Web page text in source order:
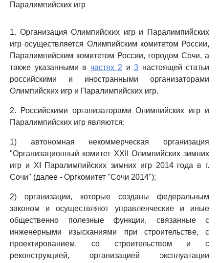
Паралимпийских игр
1. Организация Олимпийских игр и Паралимпийских
игр осуществляется Олимпийским комитетом России,
Паралимпийским комитетом России, городом Сочи, а
также указанными в частях 2 и 3 настоящей статьи
российскими и иностранными организаторами
Олимпийских игр и Паралимпийских игр.
2. Российскими организаторами Олимпийских игр и
Паралимпийских игр являются:
1) автономная некоммерческая организация
"Организационный комитет XXII Олимпийских зимних
игр и XI Паралимпийских зимних игр 2014 года в г.
Сочи" (далее - Оргкомитет "Сочи 2014");
2) организации, которые созданы федеральным
законом и осуществляют управленческие и иные
общественно полезные функции, связанные с
инженерными изысканиями при строительстве, с
проектированием, со строительством и с
реконструкцией, организацией эксплуатации